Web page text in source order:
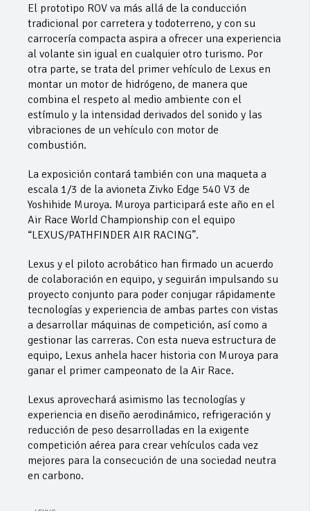
El prototipo ROV va más allá de la conducción
tradicional por carretera y todoterreno, y con su
carrocería compacta aspira a ofrecer una experiencia
al volante sin igual en cualquier otro turismo. Por
otra parte, se trata del primer vehículo de Lexus en
montar un motor de hidrógeno, de manera que
combina el respeto al medio ambiente con el
estímulo y la intensidad derivados del sonido y las
vibraciones de un vehículo con motor de
combustión.
La exposición contará también con una maqueta a
escala 1/3 de la avioneta Zivko Edge 540 V3 de
Yoshihide Muroya. Muroya participará este año en el
Air Race World Championship con el equipo
“LEXUS/PATHFINDER AIR RACING”.
Lexus y el piloto acrobático han firmado un acuerdo
de colaboración en equipo, y seguirán impulsando su
proyecto conjunto para poder conjugar rápidamente
tecnologías y experiencia de ambas partes con vistas
a desarrollar máquinas de competición, así como a
gestionar las carreras. Con esta nueva estructura de
equipo, Lexus anhela hacer historia con Muroya para
ganar el primer campeonato de la Air Race.
Lexus aprovechará asimismo las tecnologías y
experiencia en diseño aerodinámico, refrigeración y
reducción de peso desarrolladas en la exigente
competición aérea para crear vehículos cada vez
mejores para la consecución de una sociedad neutra
en carbono.